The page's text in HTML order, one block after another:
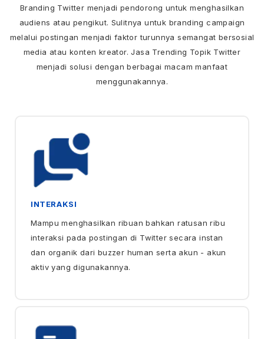
Branding Twitter menjadi pendorong untuk menghasilkan
audiens atau pengikut. Sulitnya untuk branding campaign
melalui postingan menjadi faktor turunnya semangat bersosial
media atau konten kreator. Jasa Trending Topik Twitter
menjadi solusi dengan berbagai macam manfaat
menggunakannya.
INTERAKSI
Mampu menghasilkan ribuan bahkan ratusan ribu
interaksi pada postingan di Twitter secara instan
dan organik dari buzzer human serta akun - akun
aktiv yang digunakannya.